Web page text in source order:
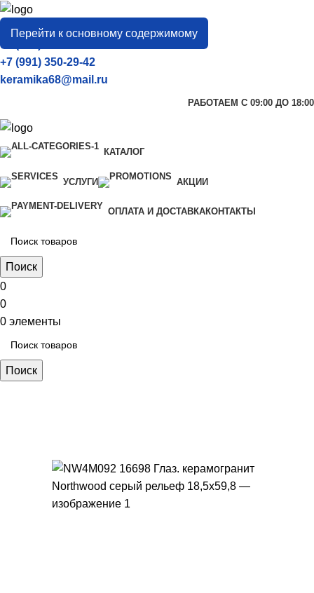
Перейти к основному содержимому
город
Тамбов
+7 (906) 657-33-54
+7 (991) 350-29-42
keramika68@mail.ru
РАБОТАЕМ С 09:00 ДО 18:00
КАТАЛОГ
УСЛУГИ АКЦИИ
ОПЛАТА И ДОСТАВКАКОНТАКТЫ
Поиск
0
0
0 элементы
Поиск